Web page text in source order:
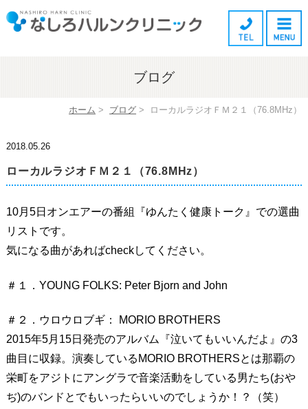
ブログ
ホーム > ブログ > ローカルラジオＦＭ２１（76.8MHz）
2018.05.26
ローカルラジオＦＭ２１（76.8MHz）
10月5日オンエアーの番組『ゆんたく健康トーク』での選曲
リストです。
気になる曲があればcheckしてください。
＃１．YOUNG FOLKS: Peter Bjorn and John
＃２．ウロウロブギ： MORIO BROTHERS
2015年5月15日発売のアルバム『泣いてもいいんだよ』の3
曲目に収録。演奏しているMORIO BROTHERSとは那覇の
栄町をアジトにアングラで音楽活動をしている男たち(おや
ぢ)のバンドとでもいったらいいのでしょうか！？（笑）